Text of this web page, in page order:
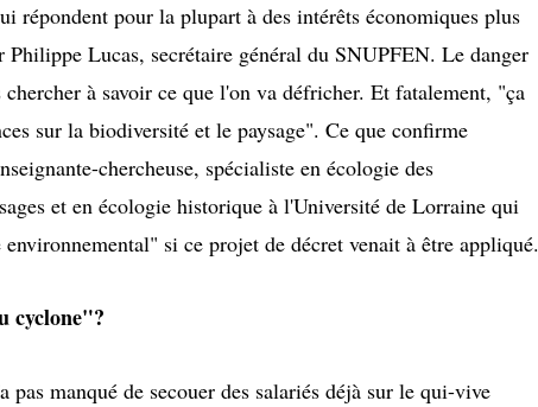
répondent pour la plupart à des intérêts économiques plus
Lucas, secrétaire général du SNUPFEN. Le danger
à savoir ce que l'on va défricher. Et fatalement, "ça
sur la biodiversité et le paysage". Ce que confirme
chercheuse, spécialiste en écologie des
et en écologie historique à l'Université de Lorraine qui
si ce projet de décret venait à être appliqué.
cyclone"?
pas manqué de secouer des salariés déjà sur le qui-vive